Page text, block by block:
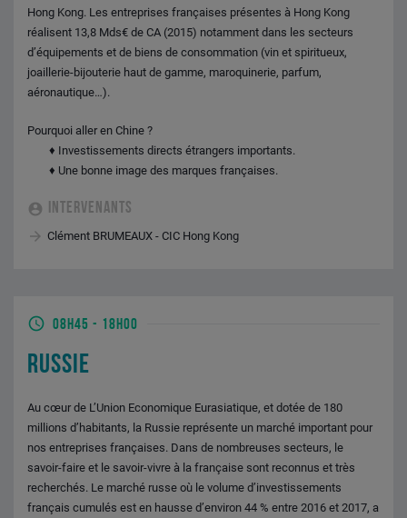
Hong Kong. Les entreprises françaises présentes à Hong Kong
réalisent 13,8 Mds€ de CA (2015) notamment dans les secteurs
d’équipements et de biens de consommation (vin et spiritueux,
joaillerie-bijouterie haut de gamme, maroquinerie, parfum,
aéronautique…).
Pourquoi aller en Chine ?
♦ Investissements directs étrangers importants.
♦ Une bonne image des marques françaises.
INTERVENANTS
Clément BRUMEAUX - CIC Hong Kong
08H45 - 18H00
RUSSIE
Au cœur de L’Union Economique Eurasiatique, et dotée de 180
millions d’habitants, la Russie représente un marché important pour
nos entreprises françaises. Dans de nombreuses secteurs, le
savoir-faire et le savoir-vivre à la française sont reconnus et très
recherchés. Le marché russe où le volume d’investissements
français cumulés est en hausse d’environ 44 % entre 2016 et 2017, a